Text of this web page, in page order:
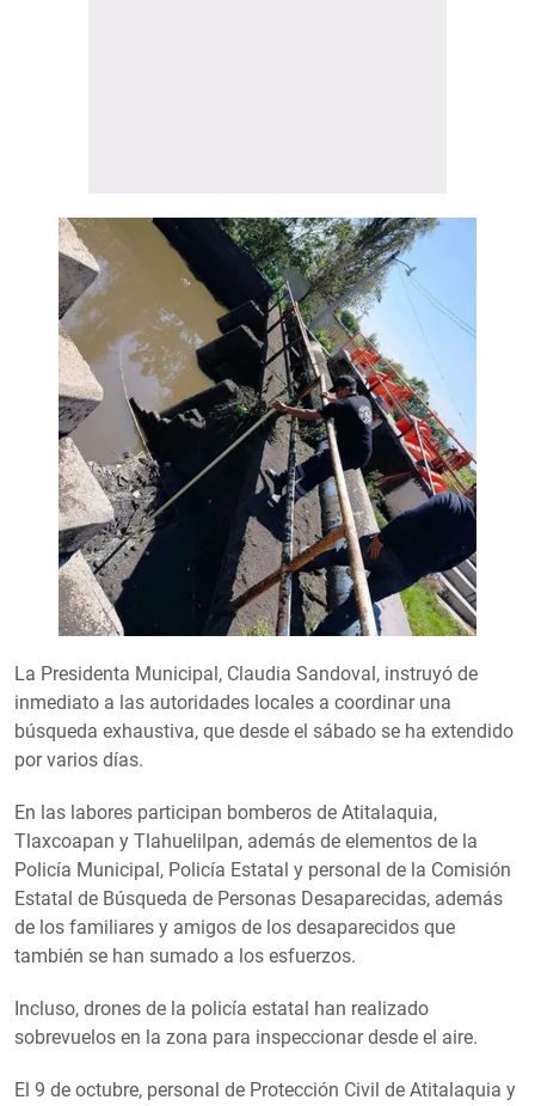
La Presidenta Municipal, Claudia Sandoval, instruyó de
inmediato a las autoridades locales a coordinar una
búsqueda exhaustiva, que desde el sábado se ha extendido
por varios días.
En las labores participan bomberos de Atitalaquia,
Tlaxcoapan y Tlahuelilpan, además de elementos de la
Policía Municipal, Policía Estatal y personal de la Comisión
Estatal de Búsqueda de Personas Desaparecidas, además
de los familiares y amigos de los desaparecidos que
también se han sumado a los esfuerzos.
Incluso, drones de la policía estatal han realizado
sobrevuelos en la zona para inspeccionar desde el aire.
El 9 de octubre, personal de Protección Civil de Atitalaquia y